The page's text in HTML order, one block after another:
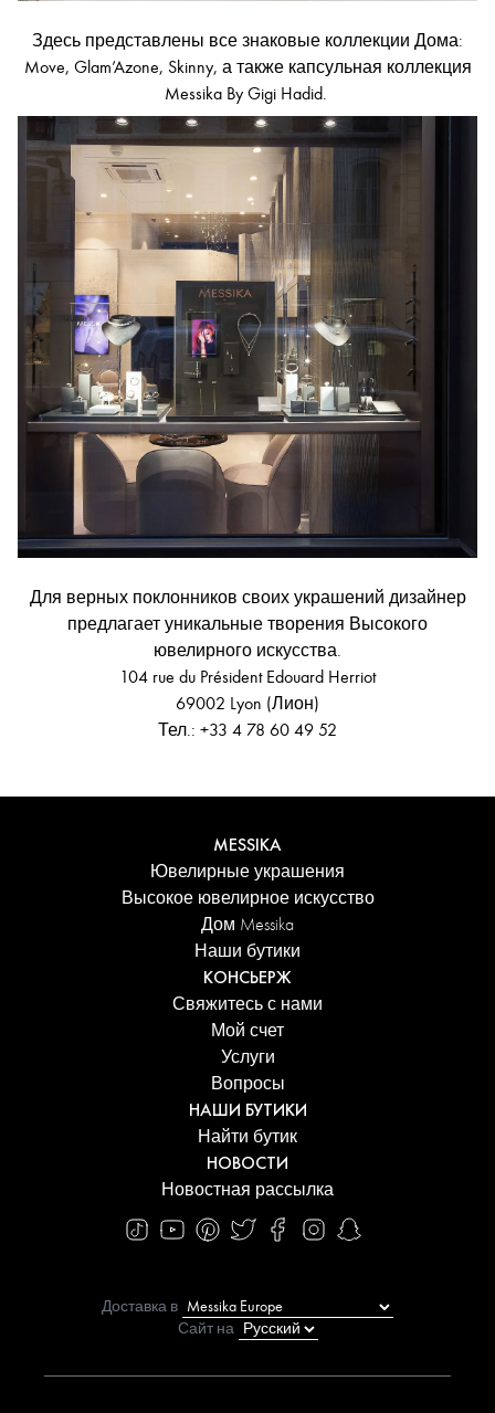
Здесь представлены все знаковые коллекции Дома:
Move, Glam’Azone, Skinny, а также капсульная коллекция
Messika By Gigi Hadid.
Для верных поклонников своих украшений дизайнер
предлагает уникальные творения Высокого
ювелирного искусства.
104 rue du Président Edouard Herriot
69002 Lyon (Лион)
Тел.: +33 4 78 60 49 52
MESSIKA
Ювелирные украшения
Высокое ювелирное искусство
Дом Messika
Наши бутики
КОНСЬЕРЖ
Свяжитесь с нами
Мой счет
Услуги
Вопросы
НАШИ БУТИКИ
Найти бутик
НОВОСТИ
Новостная рассылка
Доставка в
Сайт на